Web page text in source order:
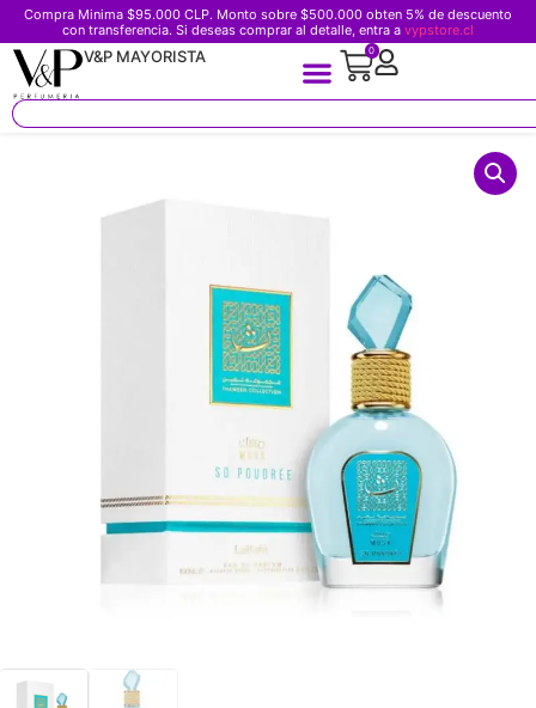
Compra Minima $95.000 CLP. Monto sobre $500.000 obten 5% de descuento
con transferencia. Si deseas comprar al detalle, entra a vypstore.cl
V&P MAYORISTA 0